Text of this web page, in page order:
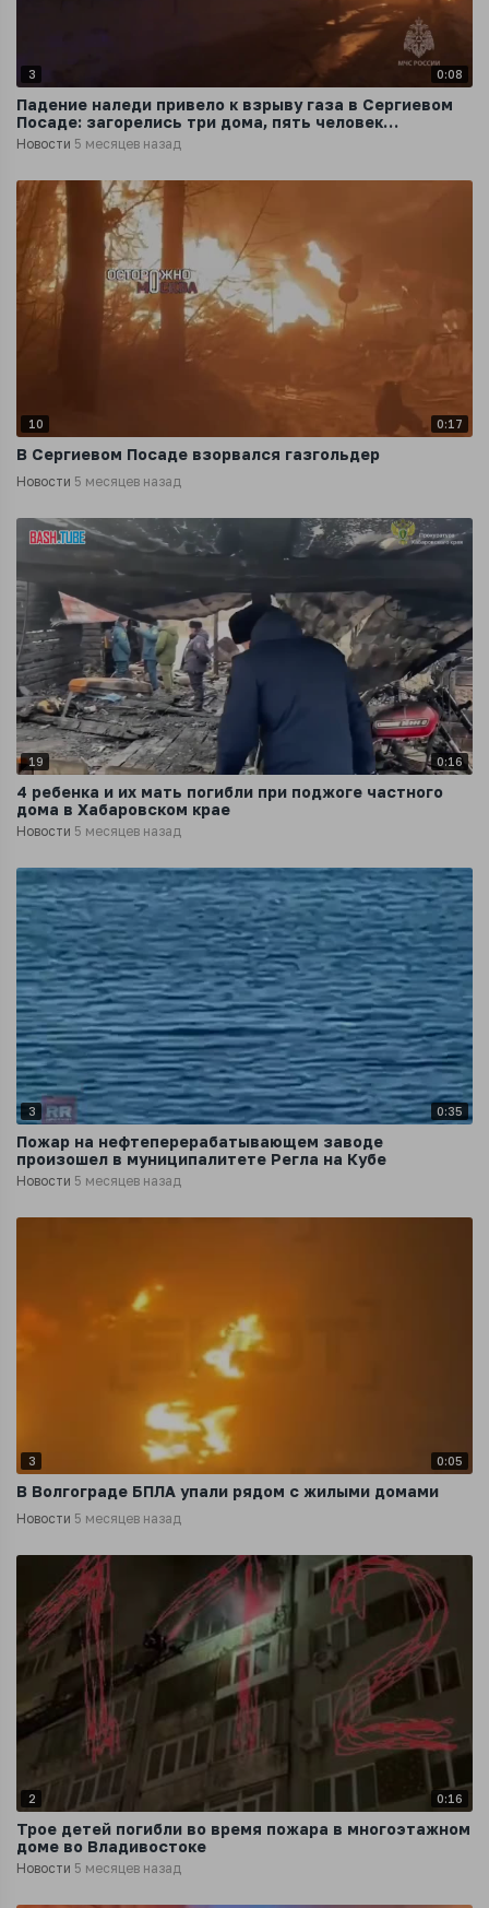
3 0:08
Падение наледи привело к взрыву газа в Сергиевом
Посаде: загорелись три дома, пять человек
пострадали
Новости 5 месяцев назад
10 0:17
В Сергиевом Посаде взорвался газгольдер
Новости 5 месяцев назад
19 0:16
4 ребенка и их мать погибли при поджоге частного
дома в Хабаровском крае
Новости 5 месяцев назад
3 0:35
Пожар на нефтеперерабатывающем заводе
произошел в муниципалитете Регла на Кубе
Новости 5 месяцев назад
3 0:05
В Волгограде БПЛА упали рядом с жилыми домами
Новости 5 месяцев назад
2 0:16
Трое детей погибли во время пожара в многоэтажном
доме во Владивостоке
Новости 5 месяцев назад